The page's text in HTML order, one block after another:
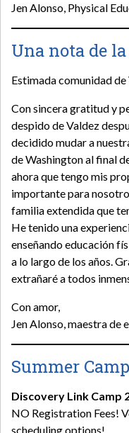
Jen Alonso, Physical
Una nota de
Estimada comunidad de
Con sincera gratitud y
despido de Valdez
decidido mudar a
de Washington al final
ahora que tengo mis
importante para
familia extendida que
He tenido una
enseñando educación
a lo largo de los años.
extrañaré a todos
Con amor,
Jen Alonso, maestra de
Summer
Discovery Link Camp
NO Registration Fees!
scheduling options!